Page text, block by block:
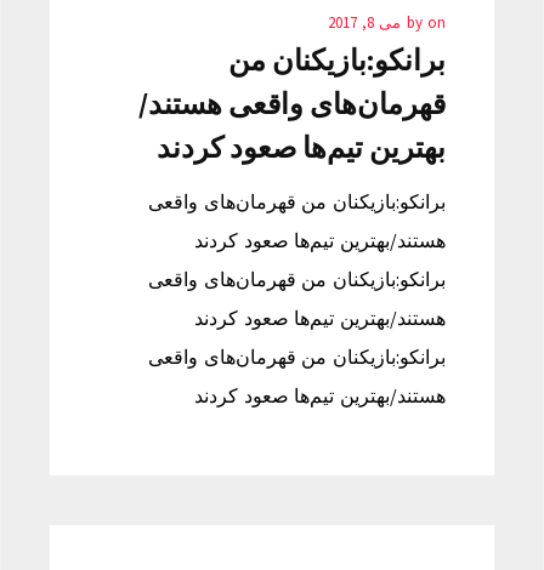
by on می 8, 2017
برانکو:بازیکنان من
قهرمان‌های واقعی هستند/
بهترین تیم‌ها صعود کردند
برانکو:بازیکنان من قهرمان‌های واقعی
هستند/بهترین تیم‌ها صعود کردند
برانکو:بازیکنان من قهرمان‌های واقعی
هستند/بهترین تیم‌ها صعود کردند
برانکو:بازیکنان من قهرمان‌های واقعی
هستند/بهترین تیم‌ها صعود کردند